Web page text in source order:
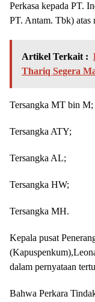
Perkasa kepada PT.
PT. Antam. Tbk) atas
Artikel Terkait :
Thariq Segera
Tersangka MT bin M;
Tersangka ATY;
Tersangka AL;
Tersangka HW;
Tersangka MH.
Kepala pusat
dalam pernyataan
Bahwa Perkara